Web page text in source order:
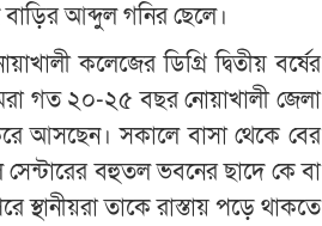
আব্দুল গনির ছেলে।
কলেজের ডিগ্রি দ্বিতীয় বর্ষের
গত ২০-২৫ বছর নোয়াখালী জেলা
আসছেন। সকালে বাসা থেকে বের
বহুতল ভবনের ছাদে কে বা
স্থানীয়রা তাকে রাস্তায় পড়ে থাকতে